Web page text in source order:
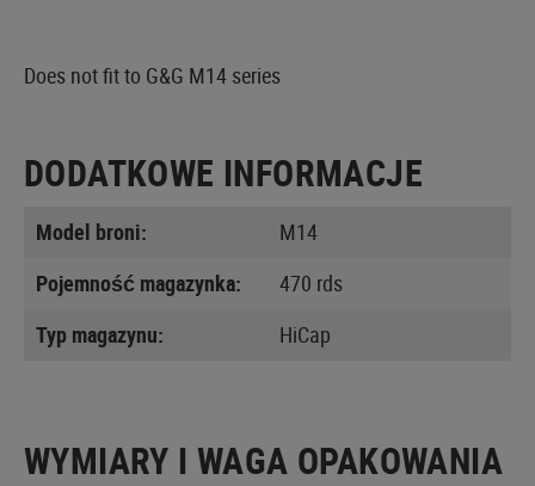
Does not fit to G&G M14 series
DODATKOWE INFORMACJE
Model broni:
M14
Pojemność magazynka:
470 rds
Typ magazynu:
HiCap
WYMIARY I WAGA OPAKOWANIA